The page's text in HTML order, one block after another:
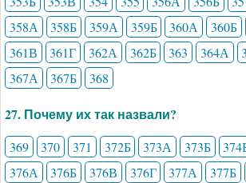
358А
358Б 359А 359Б 360А 360Б
361В
361Г 362А 362Б 363 364А
367А
367Б 368
27. Почему их так назвали?
369 370 371 372Б 373А 373Б
376А
376Б 376В 376Г 377А 377Б